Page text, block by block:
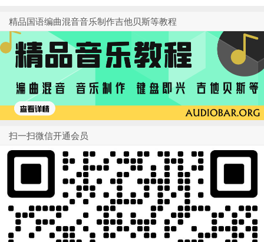
精品国语编曲混音音乐制作吉他贝斯等教程
扫一扫微信开通会员